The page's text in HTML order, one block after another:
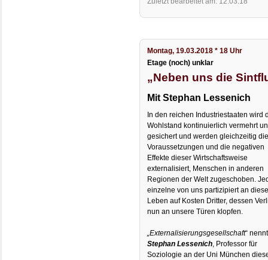
Montag, 19.03.2018 * 18 Uhr
Etage (noch) unklar
„Neben uns die
Mit Stephan Lessenich
In den reichen Industriestaaten wird
Wohlstand kontinuierlich vermehrt
gesichert und werden gleichzeitig
Voraussetzungen und die negativen
Effekte dieser Wirtschaftsweise
externalisiert, Menschen in anderen
Regionen der Welt zugeschoben.
einzelne von uns partizipiert an
Leben auf Kosten Dritter, dessen
nun an unsere Türen klopfen.
„Externalisierungsgesellschaft“ nennt
Stephan Lessenich, Professor für
Soziologie an der Uni München